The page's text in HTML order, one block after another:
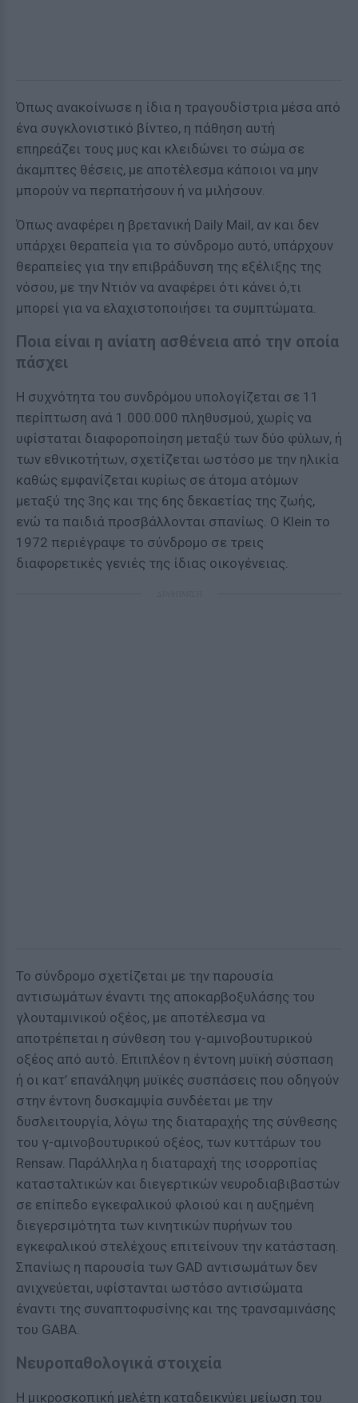
Όπως ανακοίνωσε η ίδια η τραγουδίστρια μέσα από
ένα συγκλονιστικό βίντεο, η πάθηση αυτή
επηρεάζει τους μυς και κλειδώνει το σώμα σε
άκαμπτες θέσεις, με αποτέλεσμα κάποιοι να μην
μπορούν να περπατήσουν ή να μιλήσουν.
Όπως αναφέρει η βρετανική Daily Mail, αν και δεν
υπάρχει θεραπεία για το σύνδρομο αυτό, υπάρχουν
θεραπείες για την επιβράδυνση της εξέλιξης της
νόσου, με την Ντιόν να αναφέρει ότι κάνει ό,τι
μπορεί για να ελαχιστοποιήσει τα συμπτώματα.
Ποια είναι η ανίατη ασθένεια από την οποία
πάσχει
Η συχνότητα του συνδρόμου υπολογίζεται σε 11
περίπτωση ανά 1.000.000 πληθυσμού, χωρίς να
υφίσταται διαφοροποίηση μεταξύ των δύο φύλων, ή
των εθνικοτήτων, σχετίζεται ωστόσο με την ηλικία
καθώς εμφανίζεται κυρίως σε άτομα ατόμων
μεταξύ της 3ης και της 6ης δεκαετίας της ζωής,
ενώ τα παιδιά προσβάλλονται σπανίως. Ο Klein το
1972 περιέγραψε το σύνδρομο σε τρεις
διαφορετικές γενιές της ίδιας οικογένειας.
Το σύνδρομο σχετίζεται με την παρουσία
αντισωμάτων έναντι της αποκαρβοξυλάσης του
γλουταμινικού οξέος, με αποτέλεσμα να
αποτρέπεται η σύνθεση του γ-αμινοβουτυρικού
οξέος από αυτό. Επιπλέον η έντονη μυϊκή σύσπαση
ή οι κατ’ επανάληψη μυϊκές συσπάσεις που οδηγούν
στην έντονη δυσκαμψία συνδέεται με την
δυσλειτουργία, λόγω της διαταραχής της σύνθεσης
του γ-αμινοβουτυρικού οξέος, των κυττάρων του
Rensaw. Παράλληλα η διαταραχή της ισορροπίας
κατασταλτικών και διεγερτικών νευροδιαβιβαστών
σε επίπεδο εγκεφαλικού φλοιού και η αυξημένη
διεγερσιμότητα των κινητικών πυρήνων του
εγκεφαλικού στελέχους επιτείνουν την κατάσταση.
Σπανίως η παρουσία των GAD αντισωμάτων δεν
ανιχνεύεται, υφίστανται ωστόσο αντισώματα
έναντι της συναπτοφυσίνης και της τρανσαμινάσης
του GABA.
Νευροπαθολογικά στοιχεία
Η μικροσκοπική μελέτη καταδεικνύει μείωση του